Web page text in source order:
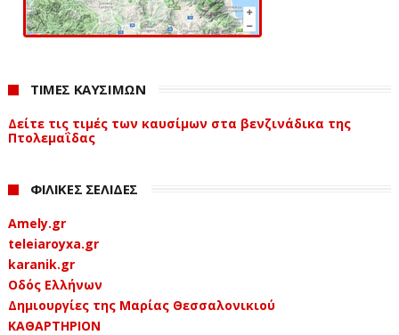
ΤΙΜΕΣ ΚΑΥΣΙΜΩΝ
Δείτε τις τιμές των καυσίμων στα βενζινάδικα της
Πτολεμαΐδας
ΦΙΛΙΚΕΣ ΣΕΛΙΔΕΣ
Amely.gr
teleiaroyxa.gr
karanik.gr
Οδός Ελλήνων
Δημιουργίες της Μαρίας Θεσσαλονικιού
ΚΑΘΑΡΤΗΡΙΟΝ